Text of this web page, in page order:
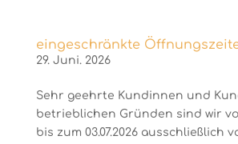
eingeschränkte
29. Juni. 2026
Sehr geehrte Kundinnen und
betrieblichen Gründen sind wir
bis zum 03.07.2026 ausschließlich